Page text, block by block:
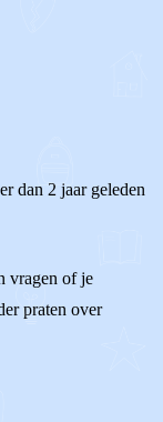
dan 2 jaar geleden
vragen of je
praten over